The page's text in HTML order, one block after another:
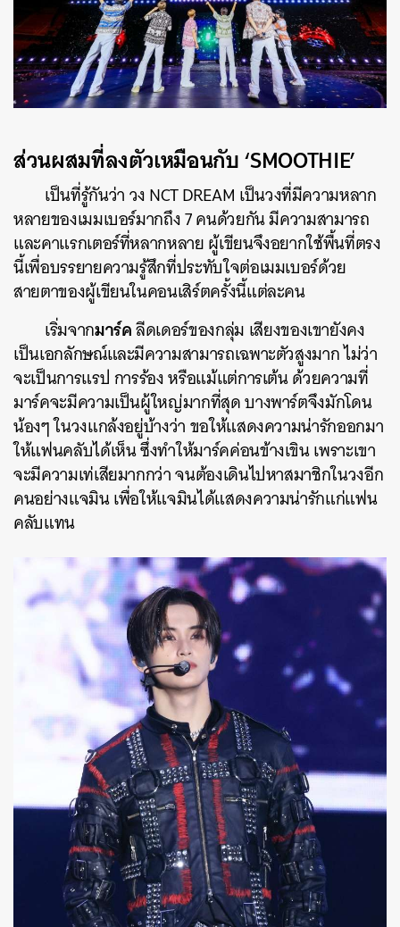
ส่วนผสมที่ลงตัวเหมือนกับ ‘SMOOTHIE’
เป็นที่รู้กันว่า วง NCT DREAM เป็นวงที่มีความหลาก
หลายของเมมเบอร์มากถึง 7 คนด้วยกัน มีความสามารถ
และคาแรกเตอร์ที่หลากหลาย ผู้เขียนจึงอยากใช้พื้นที่ตรง
นี้เพื่อบรรยายความรู้สึกที่ประทับใจต่อเมมเบอร์ด้วย
สายตาของผู้เขียนในคอนเสิร์ตครั้งนี้แต่ละคน
เริ่มจากมาร์คลีดเดอร์ของกลุ่ม เสียงของเขายังคง
เป็นเอกลักษณ์และมีความสามารถเฉพาะตัวสูงมาก ไม่ว่า
จะเป็นการแรป การร้อง หรือแม้แต่การเต้น ด้วยความที่
มาร์คจะมีความเป็นผู้ใหญ่มากที่สุด บางพาร์ตจึงมักโดน
น้องๆ ในวงแกล้งอยู่บ้างว่า ขอให้แสดงความน่ารักออกมา
ให้แฟนคลับได้เห็น ซึ่งทำให้มาร์คค่อนข้างเขิน เพราะเขา
จะมีความเท่เสียมากกว่า จนต้องเดินไปหาสมาชิกในวงอีก
คนอย่างแจมิน เพื่อให้แจมินได้แสดงความน่ารักแก่แฟน
คลับแทน